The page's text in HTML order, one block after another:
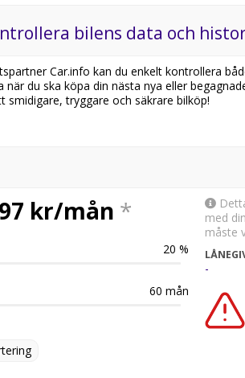
bilens data och
Car.info kan du enkelt kontrollera
när du ska köpa din nästa nya eller
smidigare, tryggare och säkrare bilköp!
kr/mån *
20 %
60 mån
med
måste
-